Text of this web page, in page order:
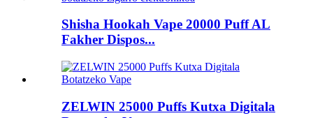
Shisha Hookah Vape 20000 Puff AL
Fakher Dispos...
ZELWIN 25000 Puffs Kutxa Digitala